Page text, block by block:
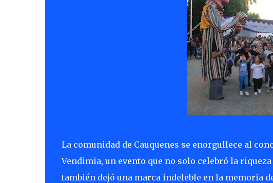
La comunidad de Cauquenes se enorgullece al
Vendimia, un evento que no solo celebró la
también dejó una marca indeleble en la memoria